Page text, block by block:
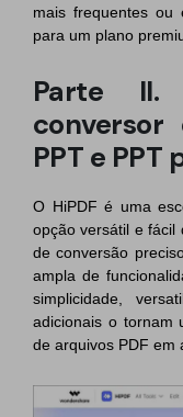
mais frequentes ou
para um plano
Parte II.
PPT e PPT
O HiPDF é uma
opção versátil e fácil
de conversão
ampla de
simplicidade,
adicionais o tornam
de arquivos PDF em